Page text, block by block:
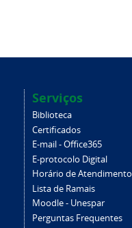
Serviços
Biblioteca
Certificados
E-mail - Office365
E-protocolo Digital
Horário de Atendimento
Lista de Ramais
Moodle - Unespar
Perguntas Frequentes